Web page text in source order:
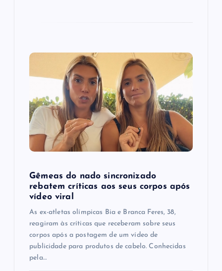
Gêmeas do nado sincronizado
rebatem críticas ​a​os seus corpos após
vídeo viral
As ex-atletas olímpicas Bia e Branca Feres, 38,
reagiram às críticas que receberam sobre seus
corpos após a postagem de um vídeo de
publicidade para produtos de cabelo. Conhecidas
pela…